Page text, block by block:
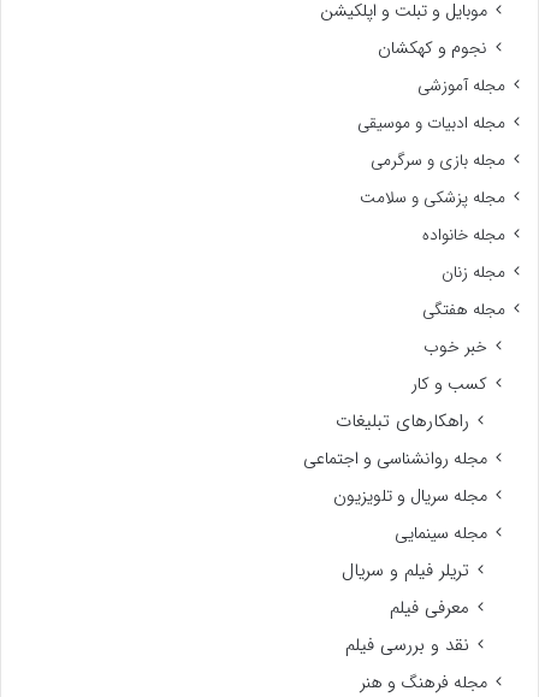
موبایل و تبلت و اپلکیشن
نجوم و کهکشان
مجله آموزشی
مجله ادبیات و موسیقی
مجله بازی و سرگرمی
مجله پزشکی و سلامت
مجله خانواده
مجله زنان
مجله هفتگی
خبر خوب
کسب و کار
راهکارهای تبلیغات
مجله روانشناسی و اجتماعی
مجله سریال و تلویزیون
مجله سینمایی
تریلر فیلم و سریال
معرفی فیلم
نقد و بررسی فیلم
مجله فرهنگ و هنر